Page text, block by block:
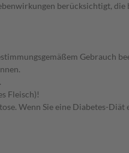
berücksichtigt,
Gebrauch
Fleisch)!
Wenn Sie eine Diabetes-